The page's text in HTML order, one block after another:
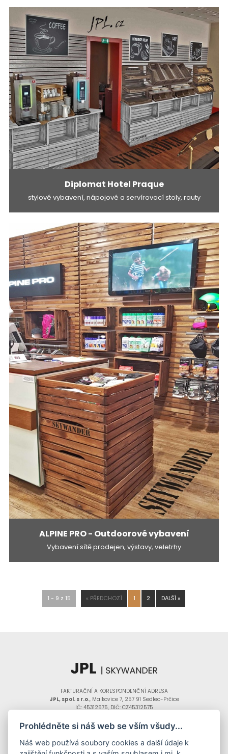
Diplomat Hotel Praque
stylové vybavení, nápojové a servírovací stoly, rauty
ALPINE PRO - Outdoorové vybavení
Vybavení sítě prodejen, výstavy, veletrhy
1 - 9 z 15 « PŘEDCHOZÍ 1 2 DALŠÍ»
FAKTURAČNÍ A KORESPONDENČNÍ ADRESA
JPL, spol. s r.o., Malkovice 7, 257 91 Sedlec-Prčice
IČ: 45312575, DIČ: CZ45312575
NASTAVENÍ COOKIES
Copyright ©2025 JPL s.r.o., tvorba stránek: InGenius
Prohlédněte si náš web se vším všudy...
Náš web používá soubory cookies a další údaje k